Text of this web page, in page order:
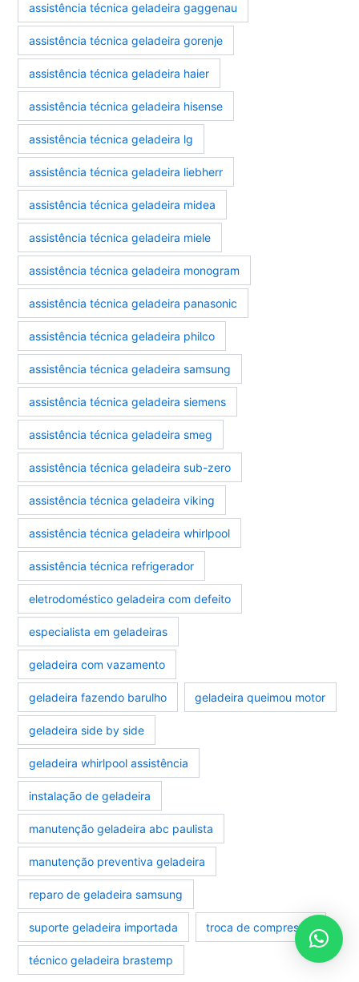
assistência técnica geladeira gaggenau
assistência técnica geladeira gorenje
assistência técnica geladeira haier
assistência técnica geladeira hisense
assistência técnica geladeira lg
assistência técnica geladeira liebherr
assistência técnica geladeira midea
assistência técnica geladeira miele
assistência técnica geladeira monogram
assistência técnica geladeira panasonic
assistência técnica geladeira philco
assistência técnica geladeira samsung
assistência técnica geladeira siemens
assistência técnica geladeira smeg
assistência técnica geladeira sub-zero
assistência técnica geladeira viking
assistência técnica geladeira whirlpool
assistência técnica refrigerador
eletrodoméstico geladeira com defeito
especialista em geladeiras
geladeira com vazamento
geladeira fazendo barulho geladeira queimou motor
geladeira side by side
geladeira whirlpool assistência
instalação de geladeira
manutenção geladeira abc paulista
manutenção preventiva geladeira
reparo de geladeira samsung
suporte geladeira importada troca de compressor
técnico geladeira brastemp